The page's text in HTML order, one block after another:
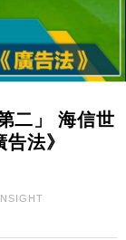
二」 海信世
法》